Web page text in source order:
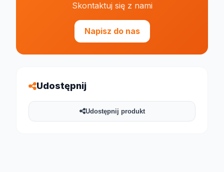
Skontaktuj się z nami
Napisz do nas
Udostępnij
Udostępnij produkt